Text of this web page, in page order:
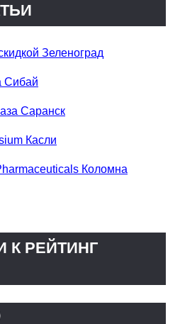
Зеленоград
Сибай
Саранск
Касли
Коломна
К РЕЙТИНГ